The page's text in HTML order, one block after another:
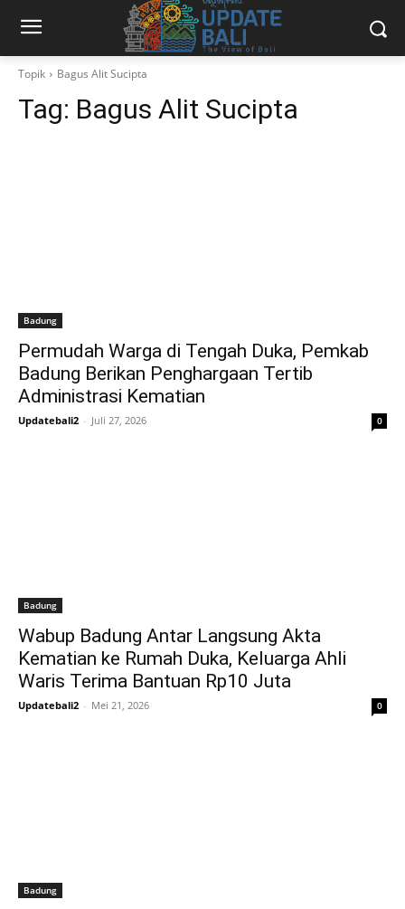
Topik Bagus Alit Sucipta
Tag: Bagus Alit Sucipta
Badung
Permudah Warga di Tengah Duka, Pemkab
Badung Berikan Penghargaan Tertib
Administrasi Kematian
Updatebali2 - Juli 27, 2026 0
Badung
Wabup Badung Antar Langsung Akta
Kematian ke Rumah Duka, Keluarga Ahli
Waris Terima Bantuan Rp10 Juta
Updatebali2 - Mei 21, 2026 0
Badung